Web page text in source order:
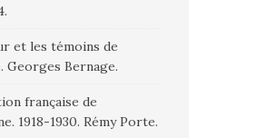
et les témoins de
Georges Bernage.
française de
1918-1930. Rémy Porte.